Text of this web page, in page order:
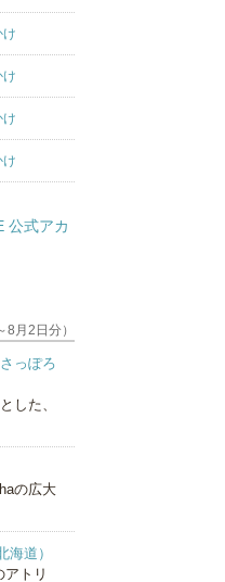
け
け
け
け
月2日分）
っぽろ
した、
の広大
道）
トリ